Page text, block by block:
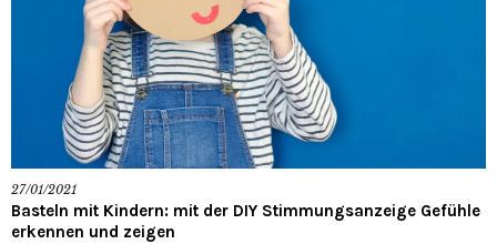
27/01/2021
Basteln mit Kindern: mit der DIY Stimmungsanzeige Gefühle
erkennen und zeigen